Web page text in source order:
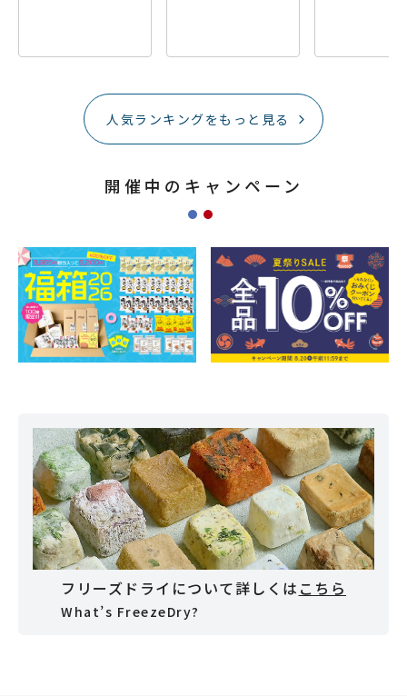
人気ランキングをもっと見る
開催中のキャンペーン
フリーズドライについて詳しくは こちら
What’s FreezeDry?